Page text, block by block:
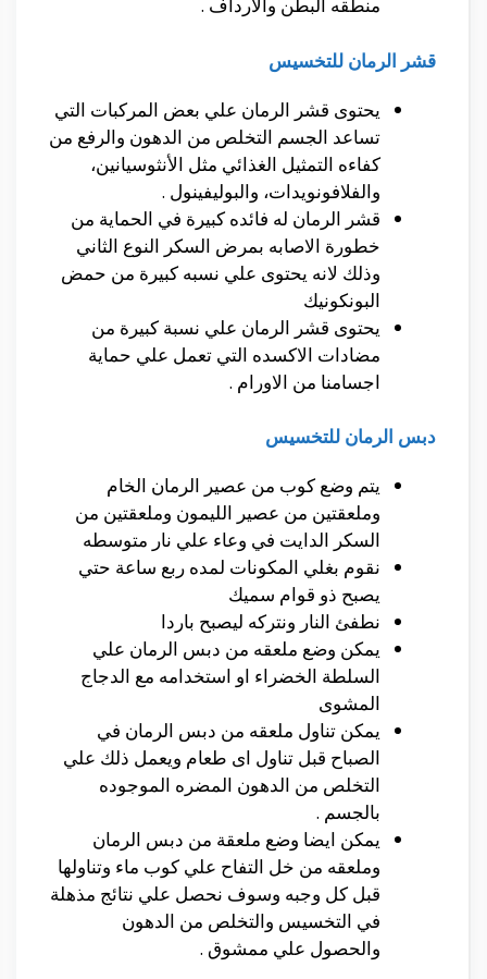
قشر الرمان للتخسيس
يحتوى قشر الرمان علي بعض المركبات التي
تساعد الجسم التخلص من الدهون والرفع من
كفاءه التمثيل الغذائي مثل الأنثوسيانين،
والفلافونويدات، والبوليفينول .
قشر الرمان له فائده كبيرة في الحماية من
خطورة الاصابه بمرض السكر النوع الثاني
وذلك لانه يحتوى علي نسبه كبيرة من حمض
البونكونيك
يحتوى قشر الرمان علي نسبة كبيرة من
مضادات الاكسده التي تعمل علي حماية
اجسامنا من الاورام .
دبس الرمان للتخسيس
يتم وضع كوب من عصير الرمان الخام
وملعقتين من عصير الليمون وملعقتين من
السكر الدايت في وعاء علي نار متوسطه
نقوم بغلي المكونات لمده ربع ساعة حتي
يصبح ذو قوام سميك
نطفئ النار ونتركه ليصبح باردا
يمكن وضع ملعقه من دبس الرمان علي
السلطة الخضراء او استخدامه مع الدجاج
المشوى
يمكن تناول ملعقه من دبس الرمان في
الصباح قبل تناول اى طعام ويعمل ذلك علي
التخلص من الدهون المضره الموجوده
بالجسم .
يمكن ايضا وضع ملعقة من دبس الرمان
وملعقه من خل التفاح علي كوب ماء وتناولها
قبل كل وجبه وسوف نحصل علي نتائج مذهلة
في التخسيس والتخلص من الدهون
والحصول علي ممشوق .